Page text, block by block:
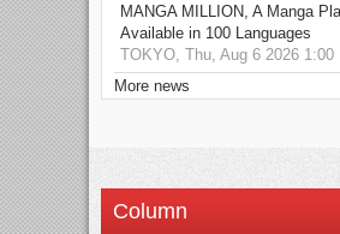
MANGA MILLION, A Manga
Available in 100 Languages
TOKYO, Thu, Aug 6 2026 1:00
More news
Column